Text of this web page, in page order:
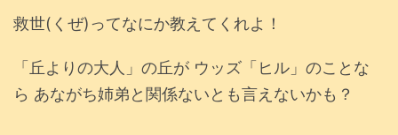
救世(くぜ)ってなにか教えてくれよ！
「丘よりの大人」の丘が ウッズ「ヒル」のことな
ら あながち姉弟と関係ないとも言えないかも？